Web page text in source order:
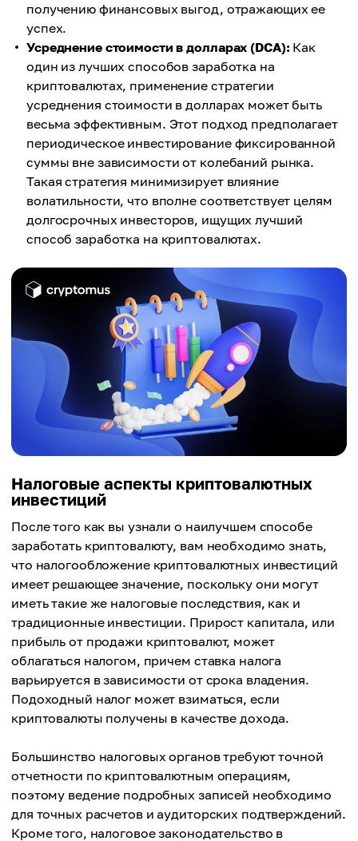
получению финансовых выгод, отражающих ее
успех.
Усреднение стоимости в долларах (DCA): Как
один из лучших способов заработка на
криптовалютах, применение стратегии
усреднения стоимости в долларах может быть
весьма эффективным. Этот подход предполагает
периодическое инвестирование фиксированной
суммы вне зависимости от колебаний рынка.
Такая стратегия минимизирует влияние
волатильности, что вполне соответствует целям
долгосрочных инвесторов, ищущих лучший
способ заработка на криптовалютах.
Налоговые аспекты криптовалютных
инвестиций
После того как вы узнали о наилучшем способе
заработать криптовалюту, вам необходимо знать,
что налогообложение криптовалютных инвестиций
имеет решающее значение, поскольку они могут
иметь такие же налоговые последствия, как и
традиционные инвестиции. Прирост капитала, или
прибыль от продажи криптовалют, может
облагаться налогом, причем ставка налога
варьируется в зависимости от срока владения.
Подоходный налог может взиматься, если
криптовалюты получены в качестве дохода.
Большинство налоговых органов требуют точной
отчетности по криптовалютным операциям,
поэтому ведение подробных записей необходимо
для точных расчетов и аудиторских подтверждений.
Кроме того, налоговое законодательство в